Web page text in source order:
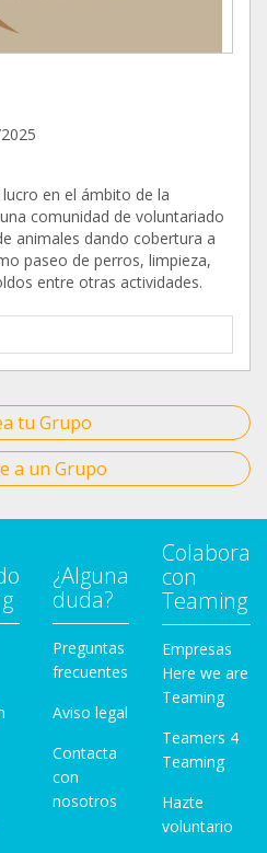
en el ámbito de la
comunidad de voluntariado
animales dando cobertura a
paseo de perros, limpieza,
entre otras actividades.
tu Grupo
a un Grupo
¿Alguna
duda?
Preguntas
frecuentes
Aviso legal
Contacta
con
nosotros
Colabora
con
Teaming
Empresas
Here we are
Teaming
Teamers 4
Teaming
Hazte
voluntario